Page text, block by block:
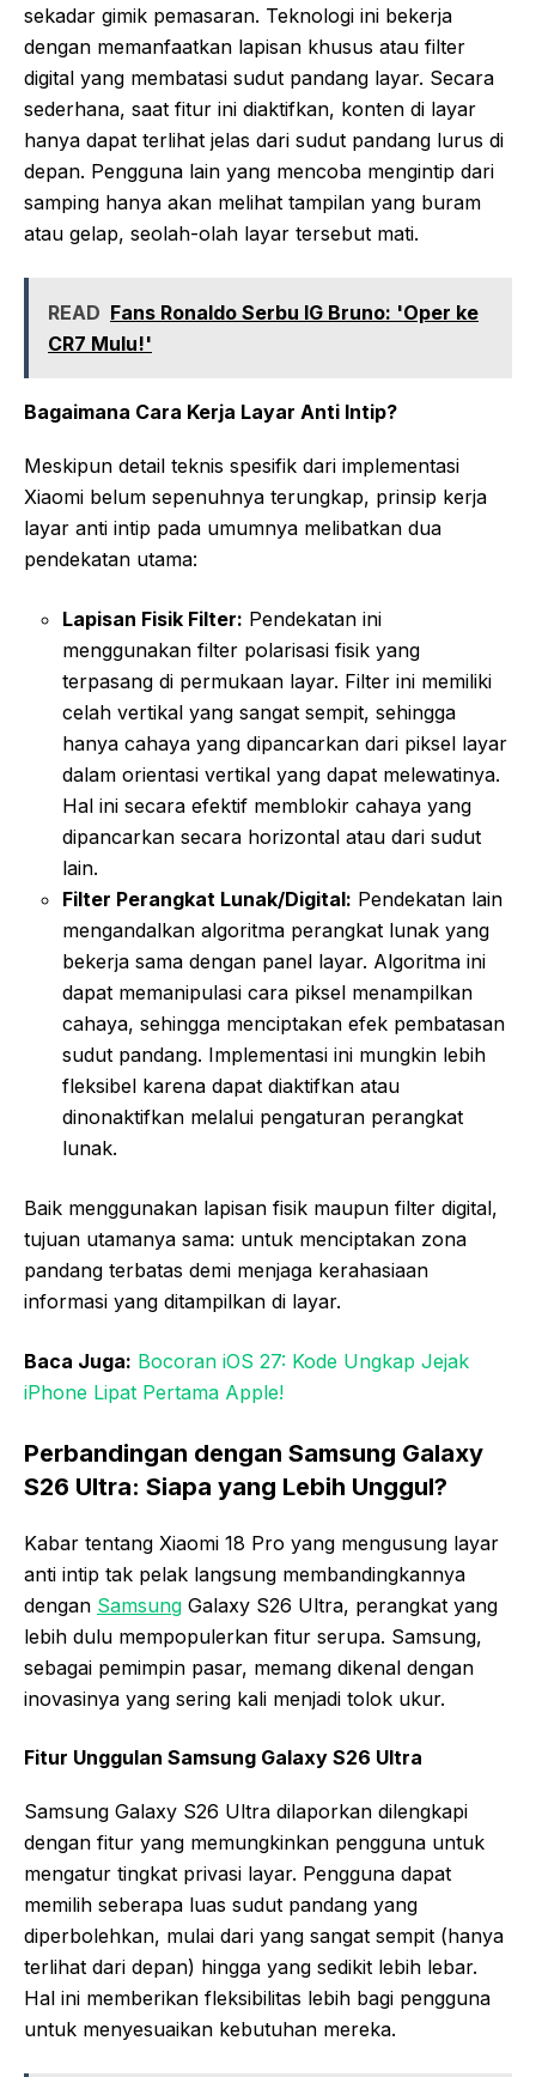
sekadar gimik pemasaran. Teknologi ini bekerja
dengan memanfaatkan lapisan khusus atau filter
digital yang membatasi sudut pandang layar. Secara
sederhana, saat fitur ini diaktifkan, konten di layar
hanya dapat terlihat jelas dari sudut pandang lurus di
depan. Pengguna lain yang mencoba mengintip dari
samping hanya akan melihat tampilan yang buram
atau gelap, seolah-olah layar tersebut mati.
READ Fans Ronaldo Serbu IG Bruno: 'Oper ke
CR7 Mulu!'
Bagaimana Cara Kerja Layar Anti Intip?
Meskipun detail teknis spesifik dari implementasi
Xiaomi belum sepenuhnya terungkap, prinsip kerja
layar anti intip pada umumnya melibatkan dua
pendekatan utama:
Lapisan Fisik Filter: Pendekatan ini
menggunakan filter polarisasi fisik yang
terpasang di permukaan layar. Filter ini memiliki
celah vertikal yang sangat sempit, sehingga
hanya cahaya yang dipancarkan dari piksel layar
dalam orientasi vertikal yang dapat melewatinya.
Hal ini secara efektif memblokir cahaya yang
dipancarkan secara horizontal atau dari sudut
lain.
Filter Perangkat Lunak/Digital: Pendekatan lain
mengandalkan algoritma perangkat lunak yang
bekerja sama dengan panel layar. Algoritma ini
dapat memanipulasi cara piksel menampilkan
cahaya, sehingga menciptakan efek pembatasan
sudut pandang. Implementasi ini mungkin lebih
fleksibel karena dapat diaktifkan atau
dinonaktifkan melalui pengaturan perangkat
lunak.
Baik menggunakan lapisan fisik maupun filter digital,
tujuan utamanya sama: untuk menciptakan zona
pandang terbatas demi menjaga kerahasiaan
informasi yang ditampilkan di layar.
Baca Juga: Bocoran iOS 27: Kode Ungkap Jejak
iPhone Lipat Pertama Apple!
Perbandingan dengan Samsung Galaxy
S26 Ultra: Siapa yang Lebih Unggul?
Kabar tentang Xiaomi 18 Pro yang mengusung layar
anti intip tak pelak langsung membandingkannya
dengan Samsung Galaxy S26 Ultra, perangkat yang
lebih dulu mempopulerkan fitur serupa. Samsung,
sebagai pemimpin pasar, memang dikenal dengan
inovasinya yang sering kali menjadi tolok ukur.
Fitur Unggulan Samsung Galaxy S26 Ultra
Samsung Galaxy S26 Ultra dilaporkan dilengkapi
dengan fitur yang memungkinkan pengguna untuk
mengatur tingkat privasi layar. Pengguna dapat
memilih seberapa luas sudut pandang yang
diperbolehkan, mulai dari yang sangat sempit (hanya
terlihat dari depan) hingga yang sedikit lebih lebar.
Hal ini memberikan fleksibilitas lebih bagi pengguna
untuk menyesuaikan kebutuhan mereka.